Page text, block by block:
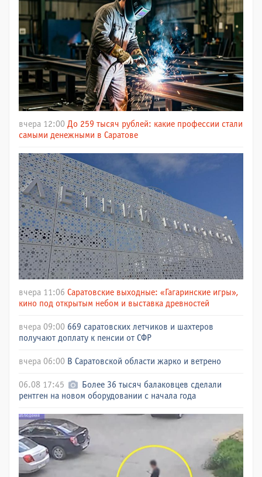
вчера 12:00 До 259 тысяч рублей: какие профессии стали
самыми денежными в Саратове
вчера 11:06 Саратовские выходные: «Гагаринские игры»,
кино под открытым небом и выставка древностей
вчера 09:00 669 саратовских летчиков и шахтеров
получают доплату к пенсии от СФР
вчера 06:00 В Саратовской области жарко и ветрено
06.08 17:45
Более 36 тысяч балаковцев сделали
рентген на новом оборудовании с начала года